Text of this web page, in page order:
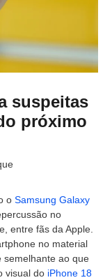
suspeitas
próximo
o Samsung Galaxy
no
entre fãs da Apple.
no material
semelhante ao que
visual do iPhone 18